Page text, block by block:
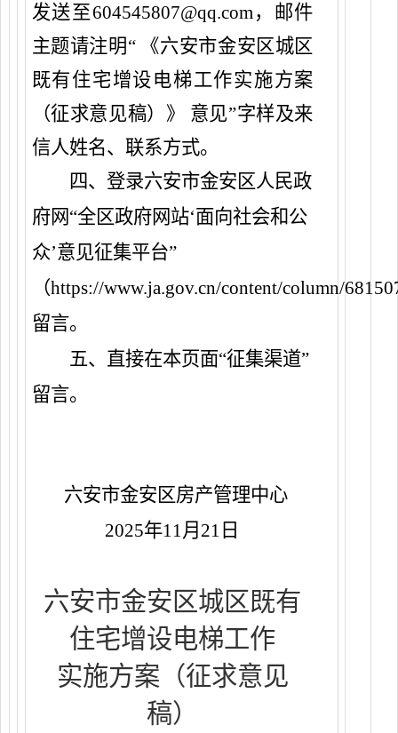
发送至604545807@qq.com，邮件
主题请注明“
《六安市金安区城区
既有住宅增设电梯工作实施方案
（征求意见稿）》
意见”字样及来
信人姓名、联系方式。
四、登录六安市金安区人民政
府网“全区政府网站‘面向社会和公
众’意见征集平台”
（https://www.ja.gov.cn/content/column/
留言。
五、直接在本页面“征集渠道”
留言。
六安市金安区房产管理中心
2025年11月 21 日
六安市金安 区城区 既有
住宅增设电梯工作
实施方案（征求意见
稿）